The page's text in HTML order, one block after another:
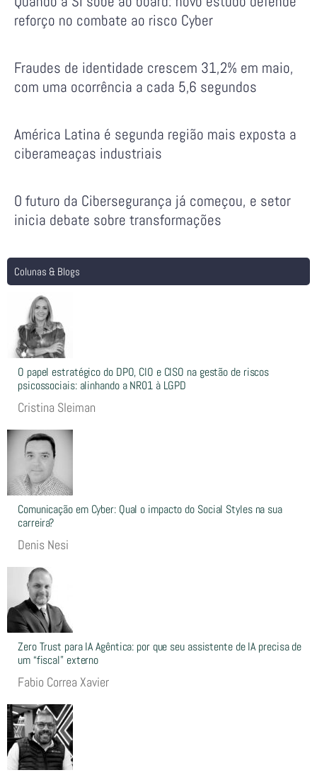
reforço no combate ao risco Cyber
Fraudes de identidade crescem 31,2% em maio,
com uma ocorrência a cada 5,6 segundos
América Latina é segunda região mais exposta a
ciberameaças industriais
O futuro da Cibersegurança já começou, e setor
inicia debate sobre transformações
Colunas & Blogs
O papel estratégico do DPO, CIO e CISO na gestão de riscos
psicossociais: alinhando a NR01 à LGPD
Cristina Sleiman
Comunicação em Cyber: Qual o impacto do Social Styles na sua
carreira?
Denis Nesi
Zero Trust para IA Agêntica: por que seu assistente de IA precisa de
um “fiscal” externo
Fabio Correa Xavier